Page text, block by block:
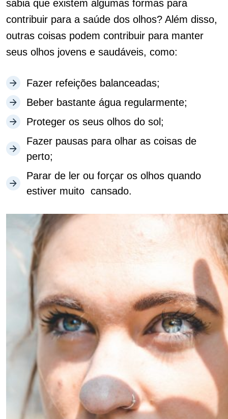
sabia que existem algumas formas para
contribuir para a saúde dos olhos? Além disso,
outras coisas podem contribuir para manter
seus olhos jovens e saudáveis, como:
Fazer refeições balanceadas;
Beber bastante água regularmente;
Proteger os seus olhos do sol;
Fazer pausas para olhar as coisas de
perto;
Parar de ler ou forçar os olhos quando
estiver muito cansado.